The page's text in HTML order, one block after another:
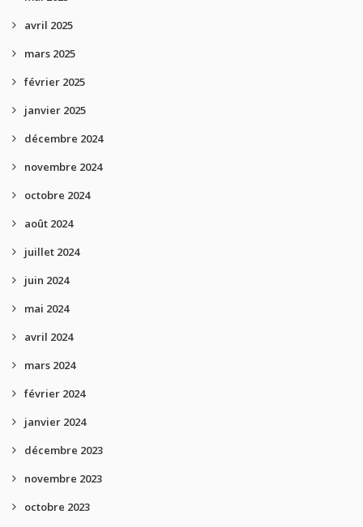
avril 2025
mars 2025
février 2025
janvier 2025
décembre 2024
novembre 2024
octobre 2024
août 2024
juillet 2024
juin 2024
mai 2024
avril 2024
mars 2024
février 2024
janvier 2024
décembre 2023
novembre 2023
octobre 2023